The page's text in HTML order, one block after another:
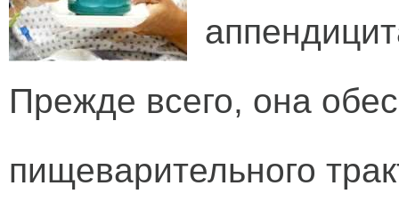
Прежде всего, она
пищеварительного